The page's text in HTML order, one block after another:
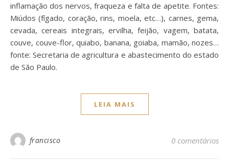
inflamação dos nervos, fraqueza e falta de apetite. Fontes:
Miúdos (fígado, coração, rins, moela, etc…), carnes, gema,
cevada, cereais integrais, ervilha, feijão, vagem, batata,
couve, couve-flor, quiabo, banana, goiaba, mamão, nozes…
fonte: Secretaria de agricultura e abastecimento do estado
de São Paulo.
LEIA MAIS
francisco 0 comentários